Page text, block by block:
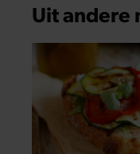
Uit andere